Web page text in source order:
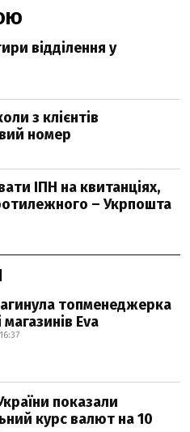
відділення у
з клієнтів
номер
ІПН на квитанціях,
– Укрпошта
топменеджерка
Eva
показали
курс валют на 10